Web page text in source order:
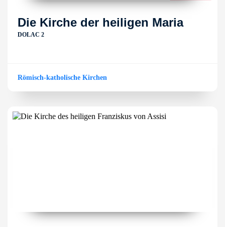
Die Kirche der heiligen Maria
DOLAC 2
Römisch-katholische Kirchen